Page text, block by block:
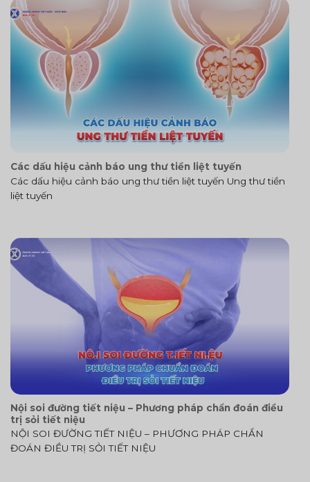
Các dấu hiệu cảnh báo ung thư tiền liệt tuyến
Các dấu hiệu cảnh báo ung thư tiền liệt tuyến Ung thư tiền
liệt tuyến
Nội soi đường tiết niệu – Phương pháp chẩn đoán điều
trị sỏi tiết niệu
NỘI SOI ĐƯỜNG TIẾT NIỆU – PHƯƠNG PHÁP CHẨN
ĐOÁN ĐIỀU TRỊ SỎI TIẾT NIỆU